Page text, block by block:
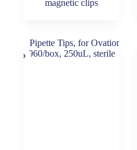
magnetic clips